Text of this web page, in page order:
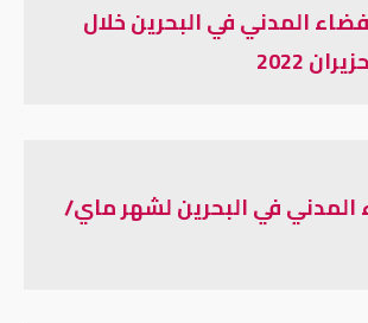
المدني في البحرين خلال
2022
المدني في البحرين لشهر ماي/